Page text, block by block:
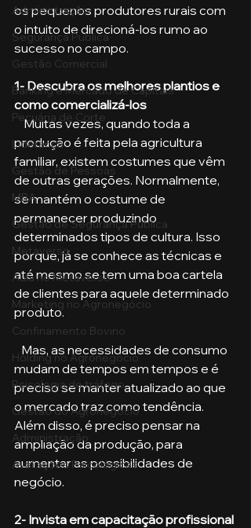
Administração
Segurança Publica
Gestão Comercial
Banking e Mercado de Capitais
Pecuária de Corte
Liderança
Gestão de Pessoas
MBA
Gestão de Segurança Publica
Metaverso
Aula no Metaverso
Marketing no Agronegócio
Confinamento Bovino
Holding no Agronegócio
Psicologia de tráfego
Gestão do Agronegócio
Administração
Avaliações Psicológicas
os pequenos produtores rurais com
o intuito de direcioná-los rumo ao
sucesso no campo.
1- Descubra os melhores plantios e
como comercializá-los
    Muitas vezes, quando toda a
produção é feita pela agricultura
familiar, existem costumes que vêm
de outras gerações. Normalmente,
se mantém o costume de
permanecer produzindo
determinados tipos de cultura. Isso
porque, já se conhece as técnicas e
até mesmo se tem uma boa cartela
de clientes para aquele determinado
produto.
mudam de tempos em tempos e é
preciso se manter atualizado ao que
o mercado traz como tendência.
Além disso, é preciso pensar na
ampliação da produção, para
aumentar as possibilidades de
negócio.
2- Invista em capacitação profissional